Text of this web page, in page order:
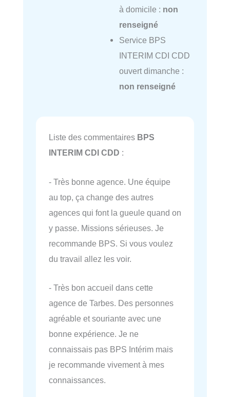
à domicile : non
renseigné
Service BPS
INTERIM CDI CDD
ouvert dimanche :
non renseigné
Liste des commentaires BPS
INTERIM CDI CDD :
- Très bonne agence. Une équipe
au top, ça change des autres
agences qui font la gueule quand on
y passe. Missions sérieuses. Je
recommande BPS. Si vous voulez
du travail allez les voir.
- Très bon accueil dans cette
agence de Tarbes. Des personnes
agréable et souriante avec une
bonne expérience. Je ne
connaissais pas BPS Intérim mais
je recommande vivement à mes
connaissances.